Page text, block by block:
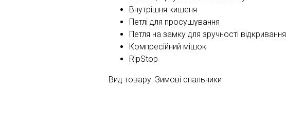
Внутрішня кишеня
Петлі для просушування
Петля на замку для зручності відкривання
Компресійний мішок
RipStop
Вид товару: Зимові спальники